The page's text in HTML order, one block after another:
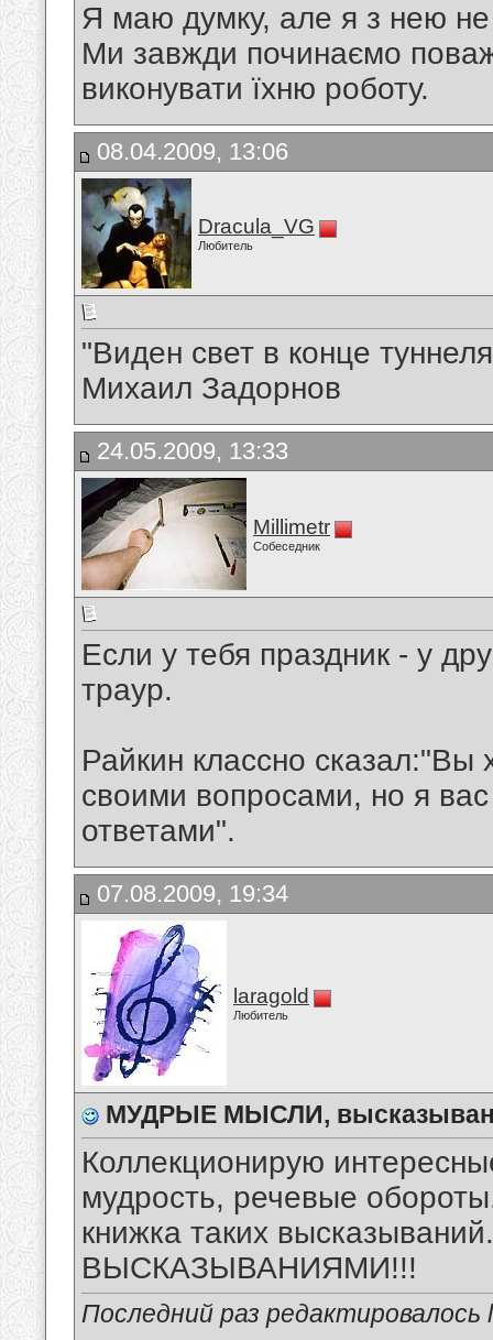
Я маю думку, але я з нею не
Ми завжди починаємо
виконувати їхню роботу.
08.04.2009, 13:06
Dracula_VG
Любитель
"Виден свет в конце
Михаил Задорнов
24.05.2009, 13:33
Millimetr
Собеседник
Если у тебя праздник - у
траур.
Райкин классно сказал:"Вы
своими вопросами, но я
ответами".
07.08.2009, 19:34
laragold
Любитель
МУДРЫЕ МЫСЛИ,
Коллекционирую
мудрость, речевые
книжка таких
ВЫСКАЗЫВАНИЯМИ!!!
Последний раз